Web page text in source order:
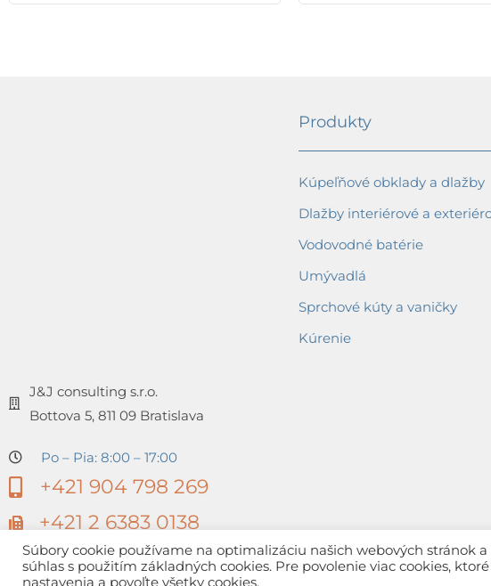
J&J consulting s.r.o.
Bottova 5, 811 09 Bratislava
Po – Pia: 8:00 – 17:00
+421 904 798 269
+421 2 6383 0138
Produkty
Kúpeľňové obklady a dlažby
Dlažby interiérové a
Vodovodné batérie
Umývadlá
Sprchové kúty a vaničky
Kúrenie
Súbory cookie používame na optimalizáciu našich webových stránok
súhlas s použitím základných cookies. Pre povolenie viac cookies,
nastavenia a povoľte všetky cookies.